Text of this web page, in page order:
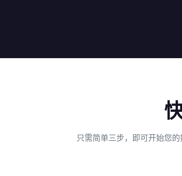
只需简单三步，即可开始您